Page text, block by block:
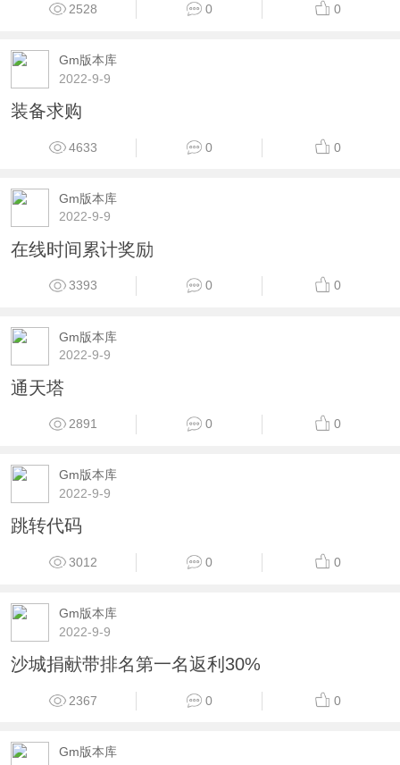
2528 0 0
Gm版本库
2022-9-9
装备求购
4633 0 0
Gm版本库
2022-9-9
在线时间累计奖励
3393 0 0
Gm版本库
2022-9-9
通天塔
2891 0 0
Gm版本库
2022-9-9
跳转代码
3012 0 0
Gm版本库
2022-9-9
沙城捐献带排名第一名返利30%
2367 0 0
Gm版本库